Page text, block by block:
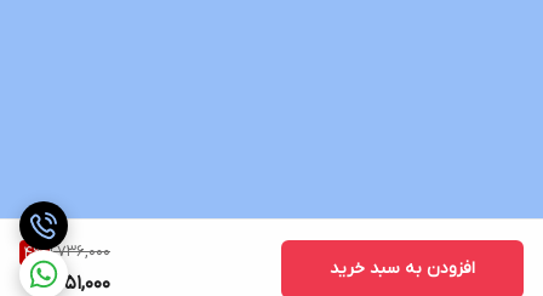
1,736,000
4%
1,651,000
افزودن به سبد خرید